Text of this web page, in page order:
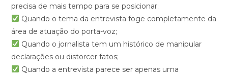
precisa de mais tempo para se posicionar;
Quando o tema da entrevista foge completamente da
área de atuação do porta-voz;
Quando o jornalista tem um histórico de manipular
declarações ou distorcer fatos;
Quando a entrevista parece ser apenas uma